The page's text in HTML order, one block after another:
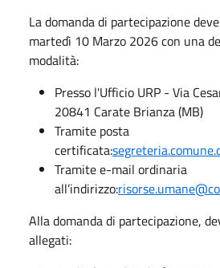
La domanda di partecipazione
martedì 10 Marzo 2026 con una
modalità:
Presso l'Ufficio URP - Via
20841 Carate Brianza (MB)
Tramite posta
certificata:
Tramite e-mail ordinaria
all’indirizzo:
Alla domanda di partecipazione,
allegati: